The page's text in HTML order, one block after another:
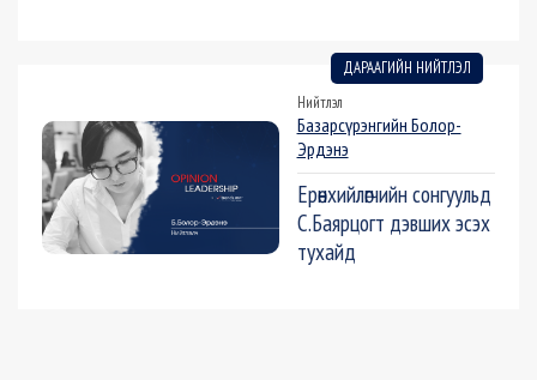
ДАРААГИЙН НИЙТЛЭЛ
Нийтлэл
Базарсүрэнгийн Болор-
Эрдэнэ
Ерөнхийлөгчийн сонгуульд
С.Баярцогт дэвших эсэх
тухайд